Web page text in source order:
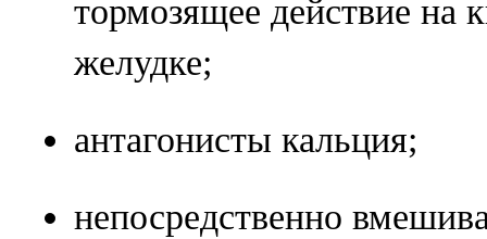
тормозящее действие на
желудке;
антагонисты кальция;
непосредственно